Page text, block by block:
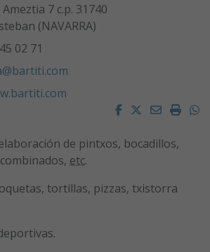
Ameztia 7 c.p. 31740
(NAVARRA)
02 71
Facebook
Twitter
Email
de pintxos, bocadillos,
etc.
tortillas, pizzas, txistorra